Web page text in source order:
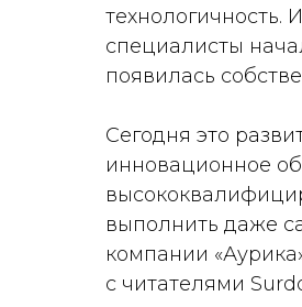
технологичность.
специалисты
появилась
Сегодня это
инновационное
выполнить даже
компании
с читателями